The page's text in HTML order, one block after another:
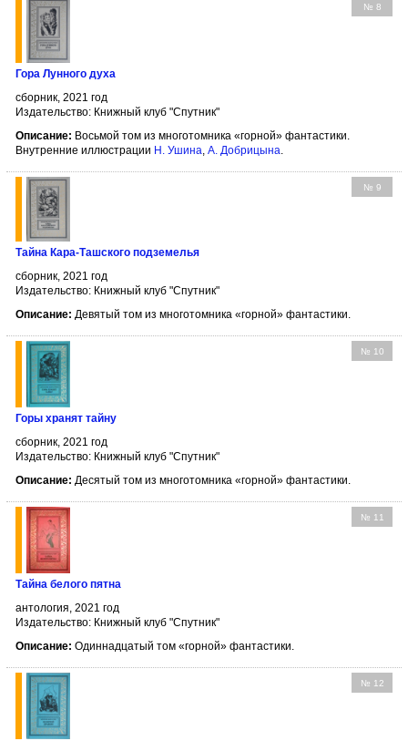
№ 8
Гора Лунного духа
сборник, 2021 год
Издательство: Книжный клуб "Спутник"
Описание: Восьмой том из многотомника «горной» фантастики.
Внутренние иллюстрации Н. Ушина, А. Добрицына.
№ 9
Тайна Кара-Ташского подземелья
сборник, 2021 год
Издательство: Книжный клуб "Спутник"
Описание: Девятый том из многотомника «горной» фантастики.
№ 10
Горы хранят тайну
сборник, 2021 год
Издательство: Книжный клуб "Спутник"
Описание: Десятый том из многотомника «горной» фантастики.
№ 11
Тайна белого пятна
антология, 2021 год
Издательство: Книжный клуб "Спутник"
Описание: Одиннадцатый том «горной» фантастики.
№ 12